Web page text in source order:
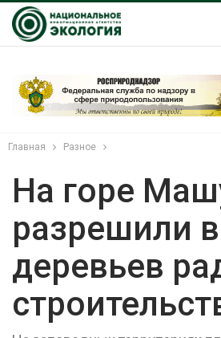
Главная Разное
На горе
разрешили
деревьев